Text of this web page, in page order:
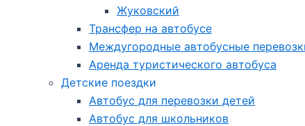
Жуковский
Трансфер на автобусе
Междугородные автобусные
Аренда туристического автобуса
Детские поездки
Автобус для перевозки детей
Автобус для школьников